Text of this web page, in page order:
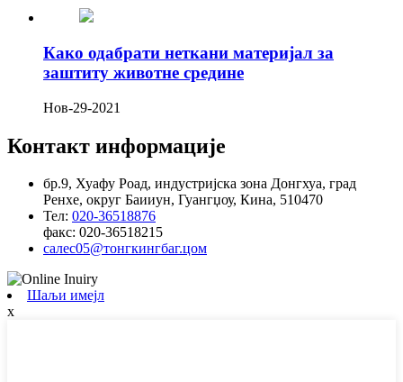
Како одабрати неткани материјал за
заштиту животне средине
Нов-29-2021
Контакт информације
бр.9, Хуафу Роад, индустријска зона Донгхуа, град
Ренхе, округ Баииун, Гуангџоу, Кина, 510470
Тел: 020-36518876
факс: 020-36518215
салес05@тонгкингбаг.цом
Шаљи имејл
x